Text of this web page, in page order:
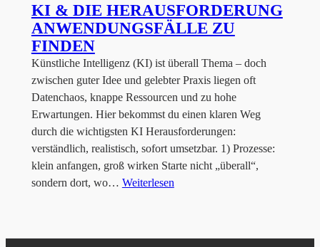
KI & DIE HERAUSFORDERUNG
ANWENDUNGSFÄLLE ZU
FINDEN
Künstliche Intelligenz (KI) ist überall Thema – doch
zwischen guter Idee und gelebter Praxis liegen oft
Datenchaos, knappe Ressourcen und zu hohe
Erwartungen. Hier bekommst du einen klaren Weg
durch die wichtigsten KI Herausforderungen:
verständlich, realistisch, sofort umsetzbar. 1) Prozesse:
klein anfangen, groß wirken Starte nicht „überall“,
sondern dort, wo… Weiterlesen